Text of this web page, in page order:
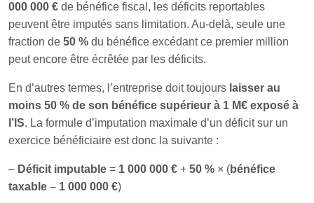
000 000 € de bénéfice fiscal, les déficits reportables
peuvent être imputés sans limitation. Au‑delà, seule une
fraction de 50 % du bénéfice excédant ce premier million
peut encore être écrêtée par les déficits.
En d’autres termes, l’entreprise doit toujours laisser au
moins 50 % de son bénéfice supérieur à 1 M€ exposé à
l’IS. La formule d’imputation maximale d’un déficit sur un
exercice bénéficiaire est donc la suivante :
– Déficit imputable = 1 000 000 € + 50 % × (bénéfice
taxable – 1 000 000 €)